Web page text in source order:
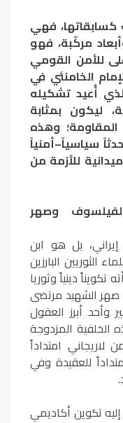
كسابقاتها، فهي
مركّبة، فهو
للأمن القومي
الخامنئي في
أُعيد تشكيله
ليكون بمثابة
وهذه
سياسياً–أمنياً
للأزمة من
وصهر
بل هو ابن
الثوريين البارزين
دينياً وثوريا
صهر الشهيد مرتضى
وأحد أبرز العقول
الخلفية المزدوجة
امتداداً
للعقيدة وفي
تكوين أكاديمي